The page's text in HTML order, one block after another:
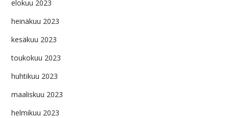
elokuu 2023
heinäkuu 2023
kesäkuu 2023
toukokuu 2023
huhtikuu 2023
maaliskuu 2023
helmikuu 2023